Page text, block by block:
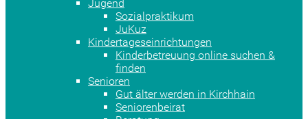
Jugend
Sozialpraktikum
JuKuz
Kindertageseinrichtungen
Kinderbetreuung online suchen &
finden
Senioren
Gut älter werden in Kirchhain
Seniorenbeirat